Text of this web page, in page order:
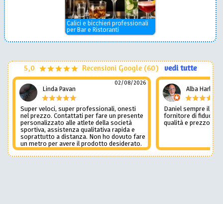
Calici e bicchieri professionali
per Bar e Ristoranti
5,0 Recensioni Google (60) vedi tutte
Linda Pavan
02/08/2026
Super veloci, super professionali, onesti
nel prezzo. Contattati per fare un presente
personalizzato alle atlete della società
sportiva, assistenza qualitativa rapida e
soprattutto a distanza. Non ho dovuto fare
un metro per avere il prodotto desiderato.
Una assistenza del genere è rara e
preziosa. Credo li contatterò ancora in
Alba Harley
Daniel sempre il
fornitore di fiducia
qualità e prezzo